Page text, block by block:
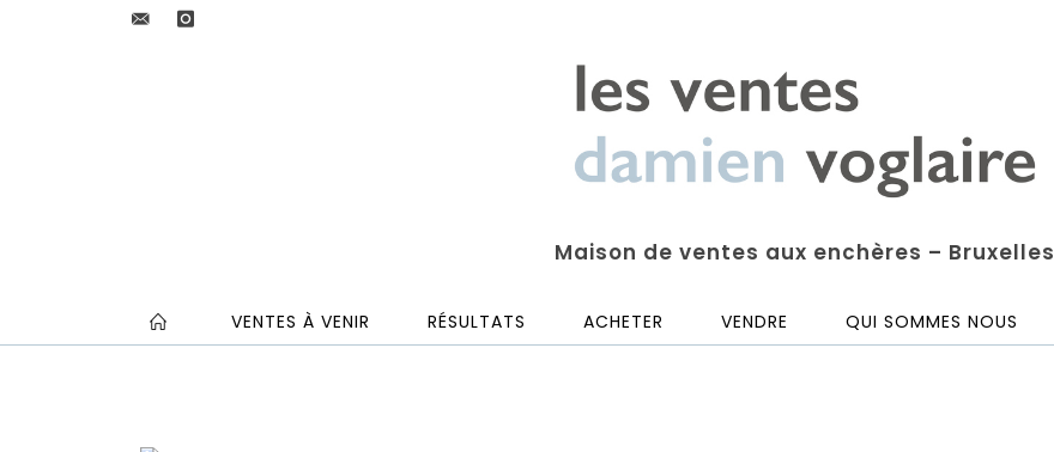
Maison de ventes aux enchères – Bruxelles
VENTES À VENIR RÉSULTATS ACHETER VENDRE QUI SOMMES NOUS